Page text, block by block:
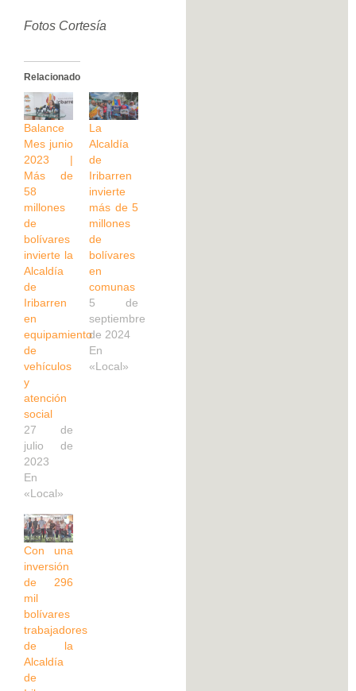
Fotos Cortesía
Relacionado
Balance
Mes junio
2023 |
Más de
58
millones
de
bolívares
invierte la
Alcaldía
de
Iribarren
en
equipamiento
de
vehículos
y
atención
social
27 de
julio de
2023
En
«Local»
La
Alcaldía
de
Iribarren
invierte
más de 5
millones
de
bolívares
en
comunas
5 de
septiembre
de 2024
En
«Local»
Con una
inversión
de 296
mil
bolívares
trabajadores
de la
Alcaldía
de